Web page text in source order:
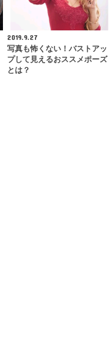
2019.9.27
写真も怖くない！バストアッ
プして見えるおススメポーズ
とは？